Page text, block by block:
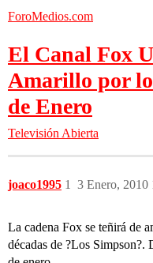
ForoMedios.com
El Canal Fox
Amarillo por
de Enero
Televisión Abierta
joaco1995 3 Enero, 2010
1
La cadena Fox se teñirá de
décadas de ?Los Simpson?.